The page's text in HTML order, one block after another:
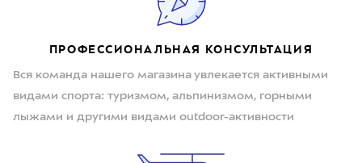
ПРОФЕССИОНАЛЬНАЯ КОНСУЛЬТАЦИЯ
Вся команда нашего магазина увлекается активными
видами спорта: туризмом, альпинизмом, горными
лыжами и другими видами outdoor-активности